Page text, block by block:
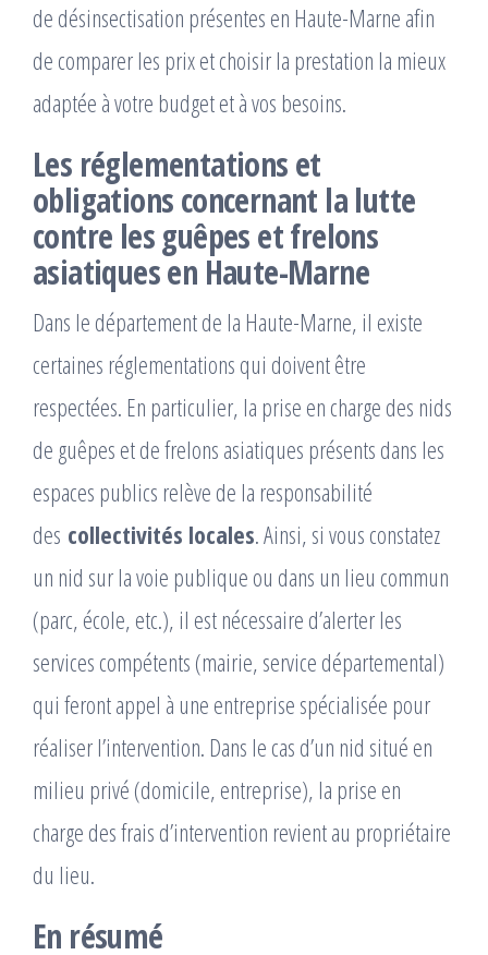
de désinsectisation présentes en Haute-Marne afin
de comparer les prix et choisir la prestation la mieux
adaptée à votre budget et à vos besoins.
Les réglementations et
obligations concernant la lutte
contre les guêpes et frelons
asiatiques en Haute-Marne
Dans le département de la Haute-Marne, il existe
certaines réglementations qui doivent être
respectées. En particulier, la prise en charge des nids
de guêpes et de frelons asiatiques présents dans les
espaces publics relève de la responsabilité
des collectivités locales. Ainsi, si vous constatez
un nid sur la voie publique ou dans un lieu commun
(parc, école, etc.), il est nécessaire d’alerter les
services compétents (mairie, service départemental)
qui feront appel à une entreprise spécialisée pour
réaliser l’intervention. Dans le cas d’un nid situé en
milieu privé (domicile, entreprise), la prise en
charge des frais d’intervention revient au propriétaire
du lieu.
En résumé